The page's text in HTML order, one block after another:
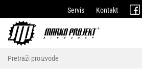
Servis Kontakt